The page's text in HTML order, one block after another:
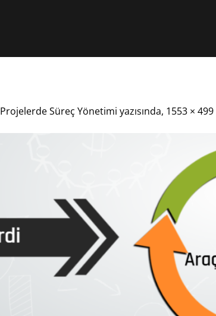
Projelerde Süreç Yönetimi yazısında, 1553 × 499